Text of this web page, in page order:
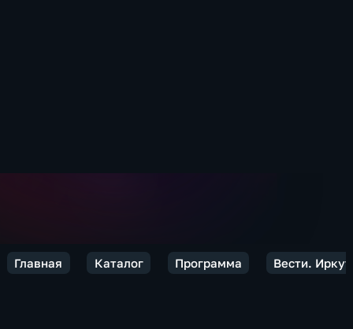
Главная Каталог Программа Вести.